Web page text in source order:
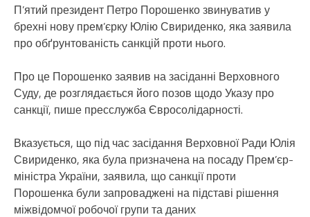
П’ятий президент Петро Порошенко звинуватив у
брехні нову прем’єрку Юлію Свириденко, яка заявила
про обґрунтованість санкцій проти нього.
Про це Порошенко заявив на засіданні Верховного
Суду, де розглядається його позов щодо Указу про
санкції, пише пресслужба Євросолідарності.
Вказується, що під час засідання Верховної Ради Юлія
Свириденко, яка була призначена на посаду Прем’єр-
міністра України, заявила, що санкції проти
Порошенка були запроваджені на підставі рішення
міжвідомчої робочої групи та даних